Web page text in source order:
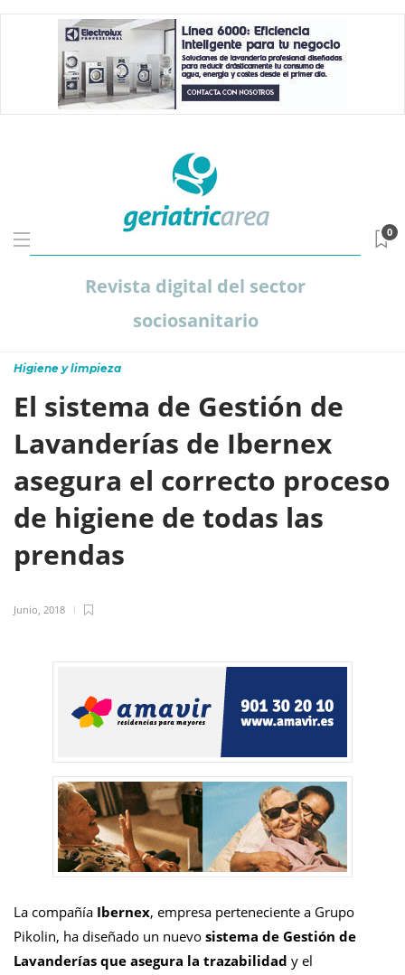
Revista digital del sector
sociosanitario
0
Higiene y limpieza
El sistema de Gestión de
Lavanderías de Ibernex
asegura el correcto proceso
de higiene de todas las
prendas
Junio, 2018
La compañía Ibernex, empresa perteneciente a Grupo
Pikolin, ha diseñado un nuevo sistema de Gestión de
Lavanderías que asegura la trazabilidad y el